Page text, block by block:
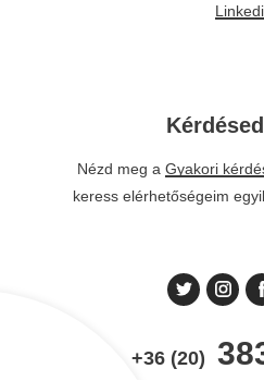
Nézd meg a Gyakori
keress elérhetőségeim
+36 (20)